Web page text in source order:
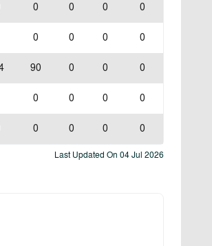
0 0 0 0
0 0 0 0
90 0 0 0
0 0 0 0
0 0 0 0
Last Updated On 04 Jul 2026